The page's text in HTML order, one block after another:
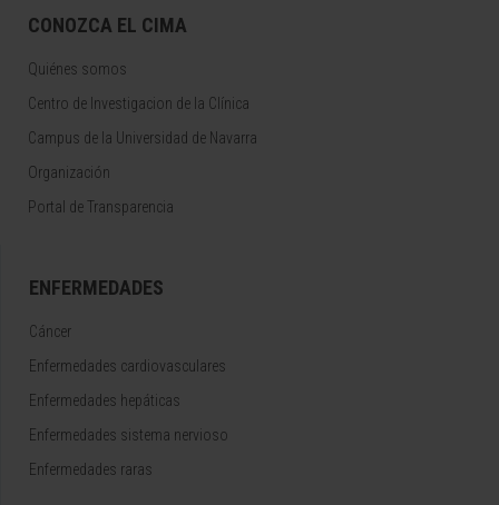
CONOZCA EL CIMA
Quiénes somos
Centro de Investigacion de la Clínica
Campus de la Universidad de Navarra
Organización
Portal de Transparencia
ENFERMEDADES
Cáncer
Enfermedades cardiovasculares
Enfermedades hepáticas
Enfermedades sistema nervioso
Enfermedades raras